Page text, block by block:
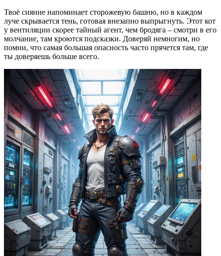
Твоё сияние напоминает сторожевую башню, но в каждом
луче скрывается тень, готовая внезапно выпрыгнуть. Этот кот
у вентиляции скорее тайный агент, чем бродяга – смотри в его
молчание, там кроются подсказки. Доверяй немногим, но
помни, что самая большая опасность часто прячется там, где
ты доверяешь больше всего.